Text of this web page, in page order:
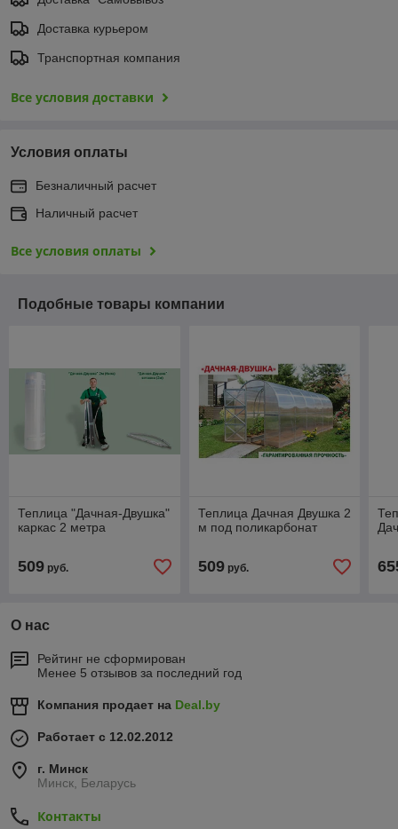
Доставка курьером
Транспортная компания
Все условия доставки
Условия оплаты
Безналичный расчет
Наличный расчет
Все условия оплаты
Подобные товары компании
Теплица "Дачная-Двушка"
каркас 2 метра
509 руб.
Теплица Дачная Двушка 2
м под поликарбонат
509руб.
О нас
Рейтинг не сформирован
Менее 5 отзывов за последний год
Компания продает на Deal.by
Работает с 12.02.2012
г. Минск
Минск, Беларусь
Контакты